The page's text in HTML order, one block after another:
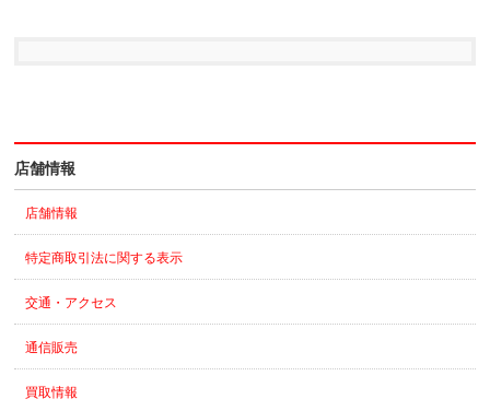
店舗情報
店舗情報
特定商取引法に関する表示
交通・アクセス
通信販売
買取情報